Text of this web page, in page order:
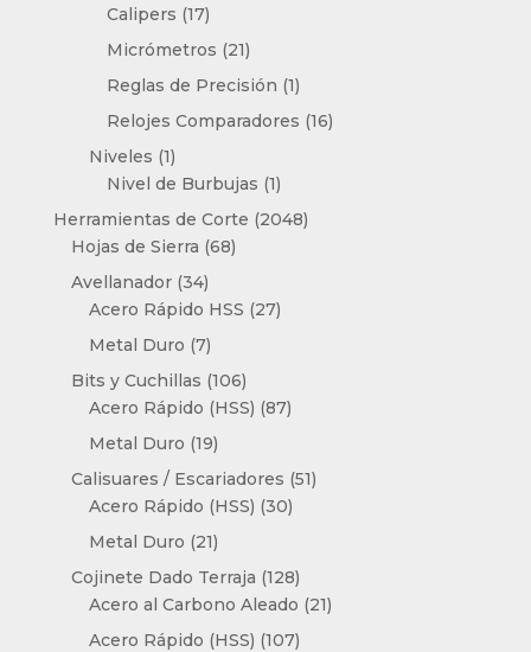
Calipers 1717
productos
Micrómetros 2121
productos
Reglas de Precisión 11
producto
Relojes Comparadores 1616
Niveles 11
producto
Nivel de Burbujas 11
producto
Herramientas de Corte 20482048
Hojas de Sierra 6868
Avellanador 3434
productos
Acero Rápido HSS 2727
Metal Duro 77
productos
Bits y Cuchillas 106106
productos
Acero Rápido (HSS) 8787
Metal Duro 1919
productos
Calisuares / Escariadores 5151
Acero Rápido (HSS) 3030
Metal Duro 2121
productos
Cojinete Dado Terraja 128128
productos
Acero al Carbono Aleado 2121
Acero Rápido (HSS) 107107